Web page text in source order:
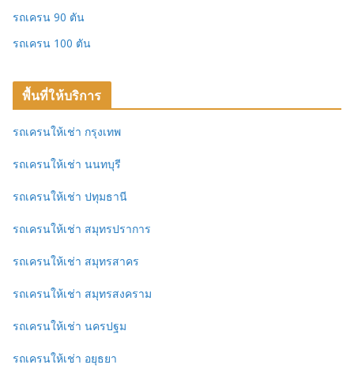
รถเครน 90 ตัน
รถเครน 100 ตัน
พื้นที่ให้บริการ
รถเครนให้เช่า กรุงเทพ
รถเครนให้เช่า นนทบุรี
รถเครนให้เช่า ปทุมธานี
รถเครนให้เช่า สมุทรปราการ
รถเครนให้เช่า สมุทรสาคร
รถเครนให้เช่า สมุทรสงคราม
รถเครนให้เช่า นครปฐม
รถเครนให้เช่า อยุธยา